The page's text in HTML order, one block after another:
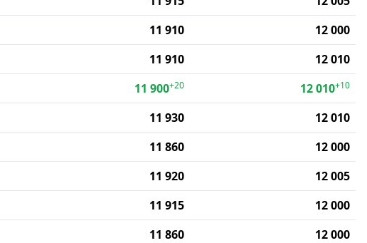
11 910
12 000
11 910
12 010
11 900+20 12 010+10
11 930
12 010
11 860
12 000
11 920
12 005
11 915
12 000
11 860
12 000